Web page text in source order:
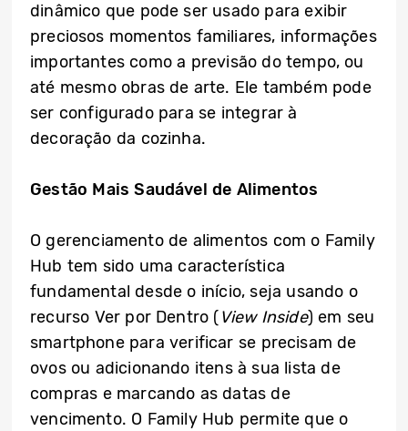
dinâmico que pode ser usado para exibir
preciosos momentos familiares, informações
importantes como a previsão do tempo, ou
até mesmo obras de arte. Ele também pode
ser configurado para se integrar à
decoração da cozinha.
Gestão Mais Saudável de Alimentos
O gerenciamento de alimentos com o Family
Hub tem sido uma característica
fundamental desde o início, seja usando o
recurso Ver por Dentro (View Inside) em seu
smartphone para verificar se precisam de
ovos ou adicionando itens à sua lista de
compras e marcando as datas de
vencimento. O Family Hub permite que o